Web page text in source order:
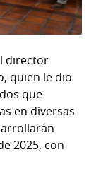
director
quien le dio
que
en diversas
2025, con